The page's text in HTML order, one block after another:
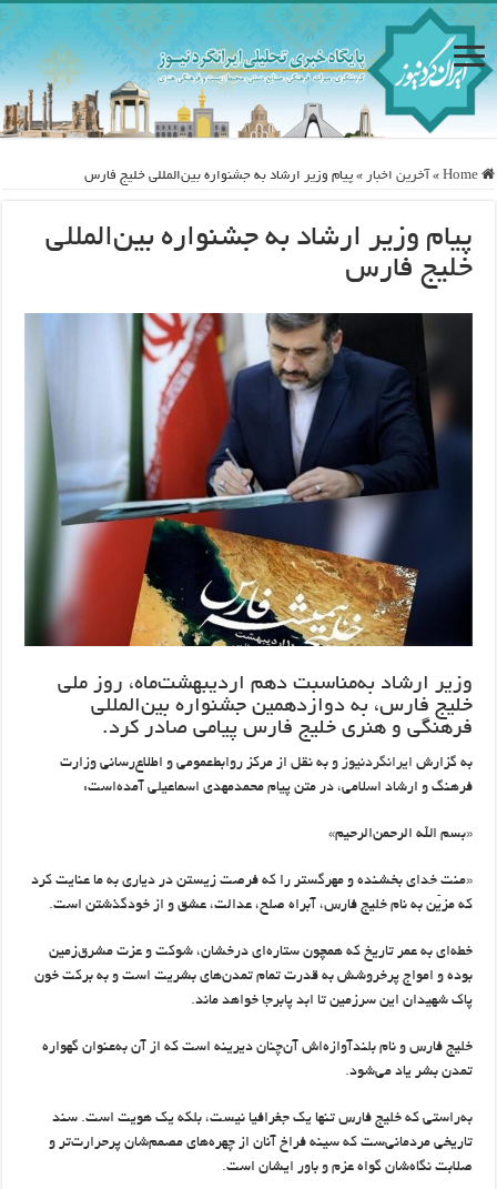
Home
» آخرین اخبار » پیام وزیر ارشاد به جشنواره بین‌المللی خلیج‌ فارس
پیام وزیر ارشاد به جشنواره بین‌المللی
خلیج‌ فارس
وزیر ارشاد به‌مناسبت دهم اردیبهشت‌ماه، روز ملی
خلیج فارس، به دوازدهمین جشنواره بین‌المللی
فرهنگی و هنری خلیج فارس پیامی صادر کرد.
به گزارش ایرانگردنیوز و به نقل از مرکز روابط‌عمومی و اطلاع‌رسانی وزارت
فرهنگ و ارشاد اسلامی، در متن پیام محمدمهدی اسماعیلی آمده‌است:
«بسم الله الرحمن‌الرحیم»
«منت خدای بخشنده و مهرگستر را که فرصت زیستن در دیاری به ما عنایت کرد
که مزیّن به نام خلیج فارس، آبراه صلح، عدالت، عشق و از خودگذشتن است.
خطه‌ای به عمر تاریخ که همچون ستاره‌ای درخشان، شوکت و عزت مشرق‌زمین
بوده و امواج پرخروشش به قدرت تمام تمدن‌های بشریت است و به برکت خون
پاک شهیدان این سرزمین تا ابد پابرجا خواهد ماند.
خلیج فارس و نام بلندآوازه‌اش آن‌چنان دیرینه است که از آن به‌عنوان گهواره
تمدن بشر یاد می‌شود.
به‌راستی که خلیج فارس تنها یک جغرافیا نیست، بلکه یک هویت است. سند
تاریخی مردمانی‌ست که سینه فراخ آنان از چهره‌های مصمم‌شان پرحرارت‌تر و
صلابت نگاه‌شان گواه عزم و باور ایشان است.